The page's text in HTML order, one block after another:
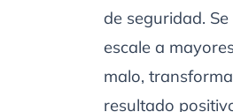
de seguridad.
escale a
malo,
resultado